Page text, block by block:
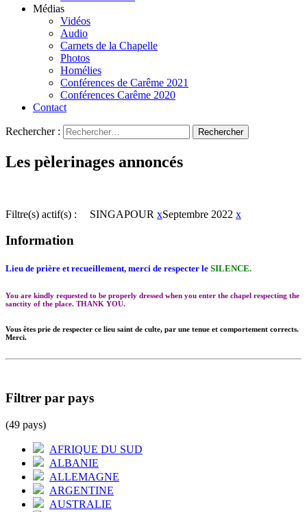
Médias
Vidéos
Audio
Carnets de la Chapelle
Photos
Homélies
Conférences de Carême 2021
Conférences Carême 2020
Contact
Rechercher :
Les pèlerinages annoncés
Filtre(s) actif(s) : SINGAPOUR xSeptembre 2022 x
Information
Lieu de prière et recueillement, merci de respecter le SILENCE.
You are kindly requested to be properly dressed when you enter the chapel respecting the
sanctity of the place. THANK YOU.
Vous êtes prie de respecter ce lieu saint de culte, par une tenue et comportement corrects.
Merci.
Filtrer par pays
(49 pays)
AFRIQUE DU SUD
ALBANIE
ALLEMAGNE
ARGENTINE
AUSTRALIE